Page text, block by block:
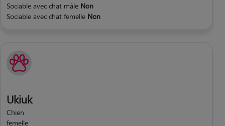
Sociable avec chat mâle Non
Sociable avec chat femelle Non
Ukiuk
Chien
femelle